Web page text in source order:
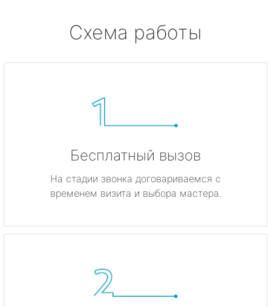
Схема работы
Бесплатный вызов
На стадии звонка договариваемся с
временем визита и выбора мастера.